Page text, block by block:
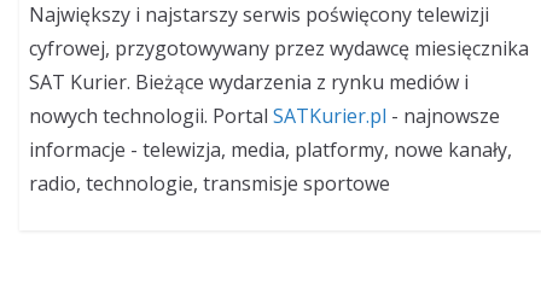
Największy i najstarszy serwis poświęcony telewizji
cyfrowej, przygotowywany przez wydawcę miesięcznika
SAT Kurier. Bieżące wydarzenia z rynku mediów i
nowych technologii. PortalSATKurier.pl - najnowsze
informacje - telewizja, media, platformy, nowe kanały,
radio, technologie, transmisje sportowe